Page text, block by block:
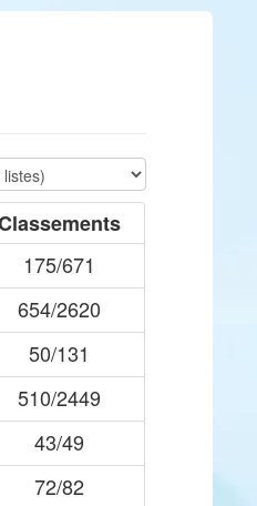
175/671
654/2620
50/131
510/2449
43/49
72/82